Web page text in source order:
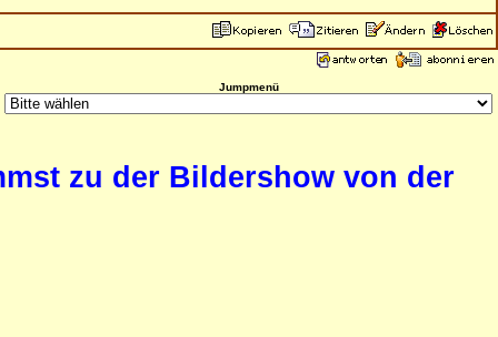
Jumpmenü
zu der Bildershow von der